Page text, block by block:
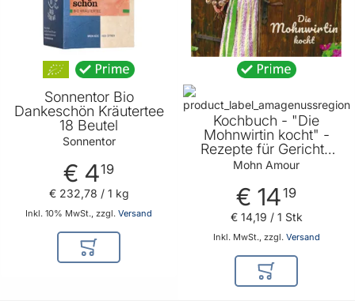
Sonnentor Bio
Dankeschön Kräutertee
18 Beutel
Sonnentor
€ 419
Inkl. 10% MwSt., zzgl. Versand
€ 232,78 / 1 kg
In den Warenkorb
Kochbuch - "Die
Mohnwirtin kocht" -
Rezepte für Gerichte
mit Mohn von Mohn
Mohn Amour
€ 1419
Inkl. MwSt., zzgl. Versand
€ 14,19 / 1 Stk
In den